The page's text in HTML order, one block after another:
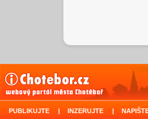
PUBLIKUJTE | INZERUJTE |